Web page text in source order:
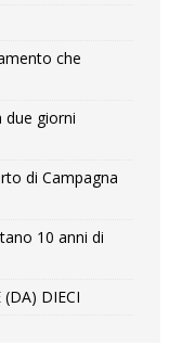
che
due giorni
di Campagna
10 anni di
(DA) DIECI